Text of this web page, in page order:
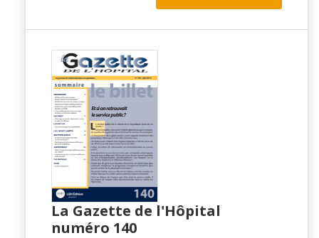
La Gazette de l'Hôpital
numéro 140